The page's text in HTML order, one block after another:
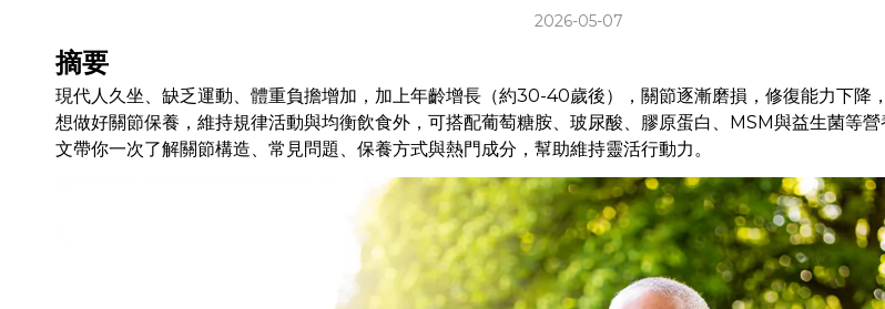
2026-05-07
摘要
現代人久坐、缺乏運動、體重負擔增加，加上年齡增長（約30-40歲後），關節逐漸磨損，修復能力下降
想做好關節保養，維持規律活動與均衡飲食外，可搭配葡萄糖胺、玻尿酸、膠原蛋白、MSM與益生菌等
文帶你一次了解關節構造、常見問題、保養方式與熱門成分，幫助維持靈活行動力。